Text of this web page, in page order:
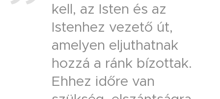
kell, az Isten és az
Istenhez vezető út,
amelyen eljuthatnak
hozzá a ránk bízottak.
Ehhez időre van